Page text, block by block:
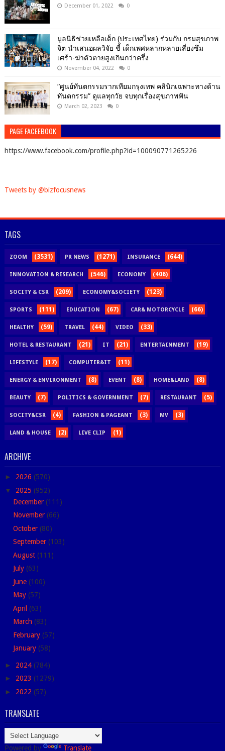
December 01, 2022 0
มูลนิธิช่วยเหลือเด็ก (ประเทศไทย) ร่วมกับ กรมสุขภาพ
จิต นำเสนอผลวิจัย ชี้ เด็กเพศหลากหลายเสี่ยงซึม
เศร้า-ฆ่าตัวตายสูงเกินกว่าครึ่ง
November 04, 2022 0
“ศูนย์ทันตกรรมรากเทียมกรุงเทพ คลินิกเฉพาะทางด้าน
ทันตกรรม” ดูแลทุกวัย จบทุกเรื่องสุขภาพฟัน
March 02, 2023 0
PAGE FACEEBOOK
https://www.facebook.com/profile.php?id=100090771265226
Tweets by @bizfocusnews
TAGS
ZOOM (3531) PR NEWS (1271) INSURANCE (644)
INNOVATION & RESEARCH (546) ECONOMY (406)
SOCITY & CSR (209) ECONOMY&SOCIETY (123)
SPORTS (111) EDUCATION (67) CAR& MOTORCYCLE (66)
HEALTHY (59) TRAVEL (44) VIDEO (33)
HOTEL & RESTAURANT (21) IT (21) ENTERTAINMENT (19)
LIFESTYLE (17) COMPUTER&IT (11)
ENERGY & ENVIRONMENT (8) EVENT (8) HOME&LAND (8)
BEAUTY (7) POLITICS & GOVERNMENT (7) RESTAURANT (5)
SOCITY&CSR (4) FASHION & PAGEANT (3) MV (3)
LAND & HOUSE (2) LIVE CLIP (1)
ARCHIVE
► 2026 (570)
▼ 2025 (952)
December (111)
November (66)
October (80)
September (103)
August (111)
July (63)
June (100)
May (57)
April (63)
March (83)
February (57)
January (58)
► 2024 (784)
► 2023 (1279)
► 2022 (57)
TRANSLATE
Powered by Translate